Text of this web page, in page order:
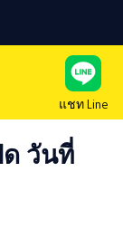
แชท Line
ด วันที่